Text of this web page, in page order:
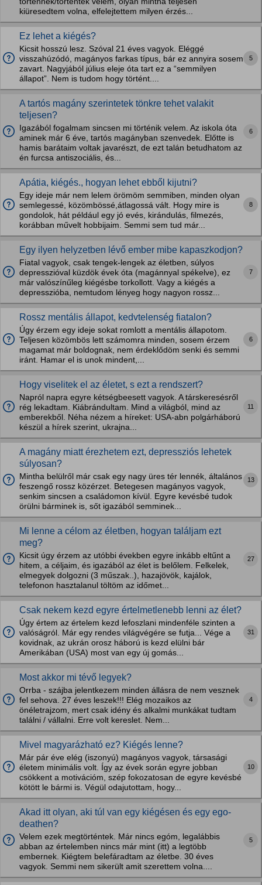
kiüresedtem volna, elfelejtettem milyen érzés...
Ez lehet a kiégés?
Kicsit hosszú lesz. Szóval 21 éves vagyok. Eléggé
visszahúzódó, magányos farkas típus, bár ez annyira sosem
zavart. Nagyjából július eleje óta tart ez a “semmilyen
állapot”. Nem is tudom hogy történt....
5
A tartós magány szerintetek tönkre tehet valakit
teljesen?
Igazából fogalmam sincsen mi történik velem. Az iskola óta
aminek már 6 éve, tartós magányban szenvedek. Előtte is
hamis barátaim voltak javarészt, de ezt talán betudhatom az
én furcsa antiszociális, és...
6
Apátia, kiégés., hogyan lehet ebből kijutni?
Egy ideje már nem lelem örömöm semmiben, minden olyan
semlegessé, közömbössé,átlagossá vált. Hogy mire is
gondolok, hát például egy jó evés, kirándulás, filmezés,
korábban művelt hobbijaim. Semmi sem tud már...
8
Egy ilyen helyzetben lévő ember mibe kapaszkodjon?
Fiatal vagyok, csak tengek-lengek az életben, súlyos
depresszióval küzdök évek óta (magánnyal spékelve), ez
már valószínűleg kiégésbe torkollott. Vagy a kiégés a
depresszióba, nemtudom lényeg hogy nagyon rossz...
7
Rossz mentális állapot, kedvtelenség fiatalon?
Úgy érzem egy ideje sokat romlott a mentális állapotom.
Teljesen közömbös lett számomra minden, sosem érzem
magamat már boldognak, nem érdeklődöm senki és semmi
iránt. Hamar el is unok mindent,...
6
Hogy viselitek el az életet, s ezt a rendszert?
Napról napra egyre kétségbeesett vagyok. A társkeresésről
rég lekadtam. Kiábrándultam. Mind a világból, mind az
emberekből. Néha nézem a híreket: USA-abn polgárháború
készül a hírek szerint, ukrajna...
11
A magány miatt érezhetem ezt, depressziós lehetek
súlyosan?
Mintha belülről már csak egy nagy üres tér lennék, általános
feszengő rossz közérzet. Betegesen magányos vagyok,
senkim sincsen a családomon kívül. Egyre kevésbé tudok
örülni bárminek is, sőt igazából semminek...
13
Mi lenne a célom az életben, hogyan találjam ezt
meg?
Kicsit úgy érzem az utóbbi években egyre inkább eltűnt a
hitem, a céljaim, és igazából az élet is belőlem. Felkelek,
elmegyek dolgozni (3 műszak..), hazajövök, kajálok,
telefonon hasztalanul töltöm az időmet...
27
Csak nekem kezd egyre értelmetlenebb lenni az élet?
Úgy értem az értelem kezd lefoszlani mindenféle szinten a
valóságról. Már egy rendes világvégére se futja... Vége a
kovidnak, az ukrán orosz háború is kezd elülni bár
Amerikában (USA) most van egy új gomás...
31
Most akkor mi tévő legyek?
Orrba - szájba jelentkezem minden állásra de nem vesznek
fel sehova. 27 éves leszek!!! Elég mozaikos az
önéletrajzom, mert csak idény és alkalmi munkákat tudtam
találni / vállalni. Erre volt kereslet. Nem...
4
Mivel magyarázható ez? Kiégés lenne?
Már pár éve elég (iszonyú) magányos vagyok, társasági
életem minimális volt. Így az évek során egyre jobban
csökkent a motivációm, szép fokozatosan de egyre kevésbé
kötött le bármi is. Végül odajutottam, hogy...
10
Akad itt olyan, aki túl van egy kiégésen és egy ego-
deathen?
Velem ezek megtörténtek. Már nincs egóm, legalábbis
abban az értelemben nincs már mint (itt) a legtöbb
embernek. Kiégtem belefáradtam az életbe. 30 éves
vagyok. Semmi nem sikerült amit szerettem volna....
5